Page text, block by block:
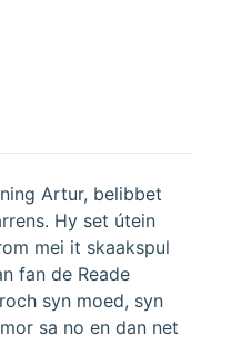
Artur, belibbet
Hy set útein
mei it skaakspul
fan de Reade
syn moed, syn
sa no en dan net